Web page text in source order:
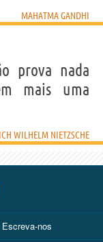
MAHATMA GANDHI
prova nada
mais uma
WILHELM NIETZSCHE
Escreva-nos